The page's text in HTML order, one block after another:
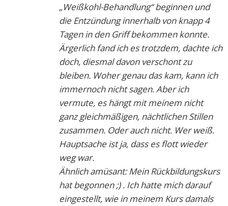
„Weißkohl-Behandlung“ beginnen und
die Entzündung innerhalb von knapp 4
Tagen in den Griff bekommen konnte.
Ärgerlich fand ich es trotzdem, dachte ich
doch, diesmal davon verschont zu
bleiben. Woher genau das kam, kann ich
immernoch nicht sagen. Aber ich
vermute, es hängt mit meinem nicht
ganz gleichmäßigen, nächtlichen Stillen
zusammen. Oder auch nicht. Wer weiß.
Hauptsache ist ja, dass es flott wieder
weg war.
Ähnlich amüsant: Mein Rückbildungskurs
hat begonnen ;) . Ich hatte mich darauf
eingestellt, wie in meinem Kurs damals